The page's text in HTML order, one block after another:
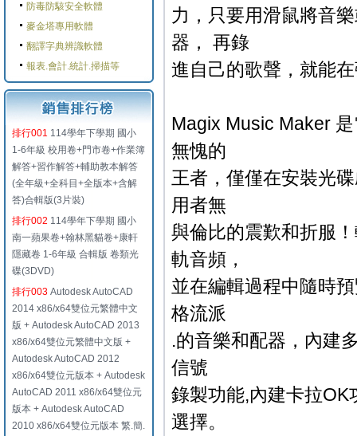
防毒防駭安全軟體
麥金塔專用軟體
翻譯字典辨識軟體
報表.會計.統計.掃描等
排行001 114學年下學期 國小
1-6年級 校用卷+門市卷+作業簿
解答+習作解答+輔助教本解答
(全年級+全科目+全版本+含解
答)合輯版(3片裝)
排行002 114學年下學期 國小
南一蘋果卷+翰林黑貓卷+康軒
隱藏卷 1-6年級 合輯版 卷類光
碟(3DVD)
排行003 Autodesk AutoCAD
2014 x86/x64雙位元繁體中文
版 + Autodesk AutoCAD 2013
x86/x64雙位元繁體中文版 +
Autodesk AutoCAD 2012
x86/x64雙位元版本 + Autodesk
AutoCAD 2011 x86/x64雙位元
版本 + Autodesk AutoCAD
2010 x86/x64雙位元版本 繁.簡.
力，只要用滑鼠將音
器， 再錄
進自己的歌聲，就能
Magix Music Maker
無愧的
王者，僅僅在安裝光
用者無
與倫比的震歎和折服
軌音頻，
並在編輯過程中隨時
格流派
.的音樂和配器，內建
信號
錄製功能,內建卡拉
選擇。